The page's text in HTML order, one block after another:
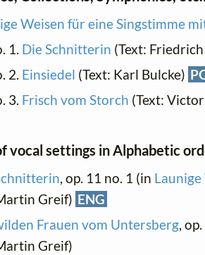
Weisen für eine Singstimme
1. Die Schnitterin (Text:
2. Einsiedel (Text: Karl Bulcke)
3. Frisch vom Storch (Text:
vocal settings in Alphabetic
, op. 11 no. 1 (in
Greif) ENG
Frauen vom Untersberg,
Greif)